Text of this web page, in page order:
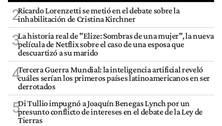
2Ricardo Lorenzetti se metió en el debate sobre la
inhabilitación de Cristina Kirchner
3La historia real de "Elize: Sombras de una mujer", la nueva
película de Netflix sobre el caso de una esposa que
descuartizó a su marido
4Tercera Guerra Mundial: la inteligencia artificial reveló
cuáles serían los primeros países latinoamericanos en ser
derrotados
5Di Tullio impugnó a Joaquín Benegas Lynch por un
presunto conflicto de intereses en el debate de la Ley de
Tierras